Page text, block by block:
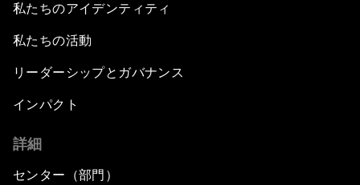
私たちのアイデンティティ
私たちの活動
リーダーシップとガバナンス
インパクト
詳細
センター（部門）